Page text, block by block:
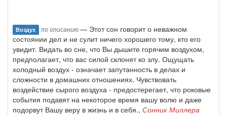
Воздух по описанию— Этот сон говорит о неважном
состоянии дел и не сулит ничего хорошего тому, кто его
увидит. Видать во сне, что Вы дышите горячим воздухом,
предполагает, что вас силой склонят ко злу. Ощущать
холодный воздух - означает запутанность в делах и
сложности в домашних отношениях. Чувствовать
воздействие сырого воздуха - предостерегает, что роковые
события подавят на некоторое время вашу волю и даже
подорвут Вашу веру в жизнь и в себя., Сонник Миллера